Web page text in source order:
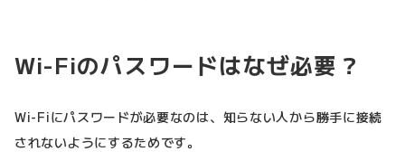
Wi-Fiのパスワードはなぜ必要？
Wi-Fiにパスワードが必要なのは、知らない人から勝手に接続
されないようにするためです。